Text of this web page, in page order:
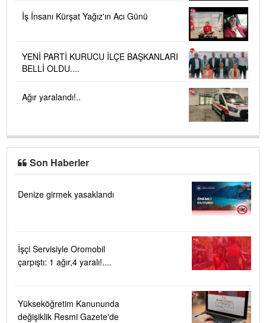
İş İnsanı Kürşat Yağız'ın Acı Günü
YENİ PARTİ KURUCU İLÇE BAŞKANLARI
BELLİ OLDU....
Ağır yaralandı!..
Son Haberler
Denize girmek yasaklandı
İşçi Servisiyle Oromobil
çarpıştı: 1 ağır,4 yaralı!....
Yükseköğretim Kanununda
değişiklik Resmi Gazete'de